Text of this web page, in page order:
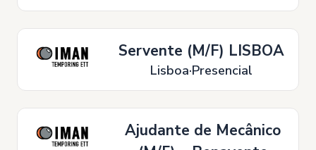
Servente (M/F) LISBOA
Lisboa Presencial
Ajudante de Mecânico